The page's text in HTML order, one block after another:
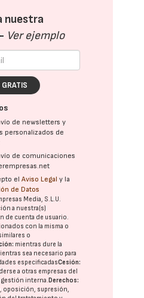
nuestra
Ver ejemplo
de newsletters y
personalizados de
de comunicaciones
elAviso Legal y la
de Datos
Media, S.L.U.
a nuestra(s)
de cuenta de usuario.
con la misma o
o
mientras dure la
sea necesario para
especificadasCesión:
a otras empresas del
interna. Derechos:
oposición, supresión,